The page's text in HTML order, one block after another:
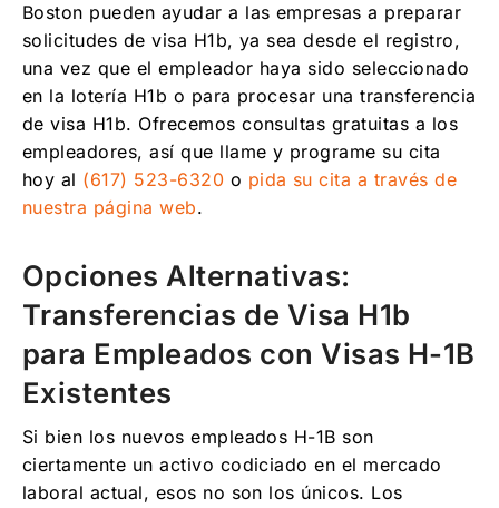
Boston pueden ayudar a las empresas a preparar
solicitudes de visa H1b, ya sea desde el registro,
una vez que el empleador haya sido seleccionado
en la lotería H1b o para procesar una transferencia
de visa H1b. Ofrecemos consultas gratuitas a los
empleadores, así que llame y programe su cita
hoy al (617) 523-6320 o pida su cita a través de
nuestra página web.
Opciones Alternativas:
Transferencias de Visa H1b
para Empleados con Visas H-1B
Existentes
Si bien los nuevos empleados H-1B son
ciertamente un activo codiciado en el mercado
laboral actual, esos no son los únicos. Los